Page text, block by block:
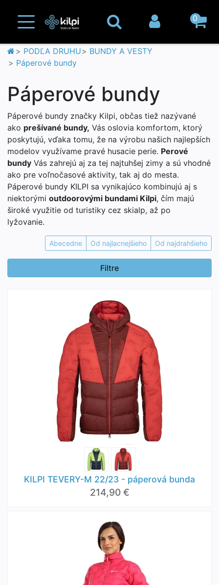
0
PODĽA DRUHU
BUNDY A VESTY
Páperové bundy
Páperové bundy
Páperové bundy značky Kilpi, občas tiež nazývané
ako prešívané bundy, Vás oslovia komfortom, ktorý
poskytujú, vďaka tomu, že na výrobu našich najlepších
modelov využívame pravé husacie perie. Perové
bundy Vás zahrejú aj za tej najtuhšej zimy a sú vhodné
ako pre voľnočasové aktivity, tak aj do mesta.
Páperové bundy KILPI sa vynikajúco kombinujú aj s
niektorými outdoorovými bundami Kilpi, čím majú
široké využitie od turistiky cez skialp, až po
lyžovanie.
Abecedne Od najlacnejšieho Od najdrahšieho
Filtre
KILPI TEVERY-M 22/23 - páperová bunda
214,90 €